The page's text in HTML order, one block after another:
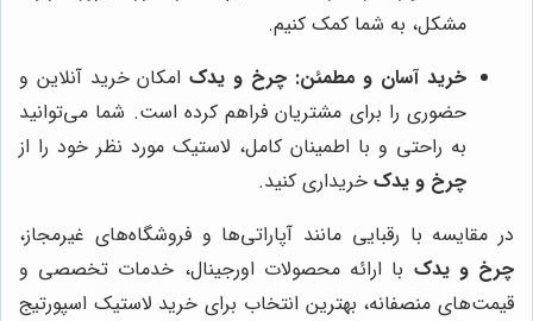
مشکل، به شما کمک کنیم.
خرید آسان و مطمئن: چرخ و یدکامکان خرید آنلاین و
حضوری را برای مشتریان فراهم کرده است. شما می‌توانید
به راحتی و با اطمینان کامل، لاستیک مورد نظر خود را از
چرخ و یدک خریداری کنید.
در مقایسه با رقبایی مانند آپاراتی‌ها و فروشگاه‌های غیرمجاز،
چرخ و یدک با ارائه محصولات اورجینال، خدمات تخصصی و
قیمت‌های منصفانه، بهترین انتخاب برای خرید لاستیک اسپورتیج